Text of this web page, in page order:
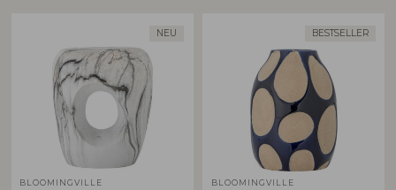
NEU
BLOOMINGVILLE
BESTSELLER
BLOOMINGVILLE